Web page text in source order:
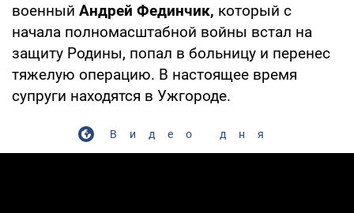
военный Андрей Фединчик, который с
начала полномасштабной войны встал на
защиту Родины, попал в больницу и перенес
тяжелую операцию. В настоящее время
супруги находятся в Ужгороде.
Видео дня